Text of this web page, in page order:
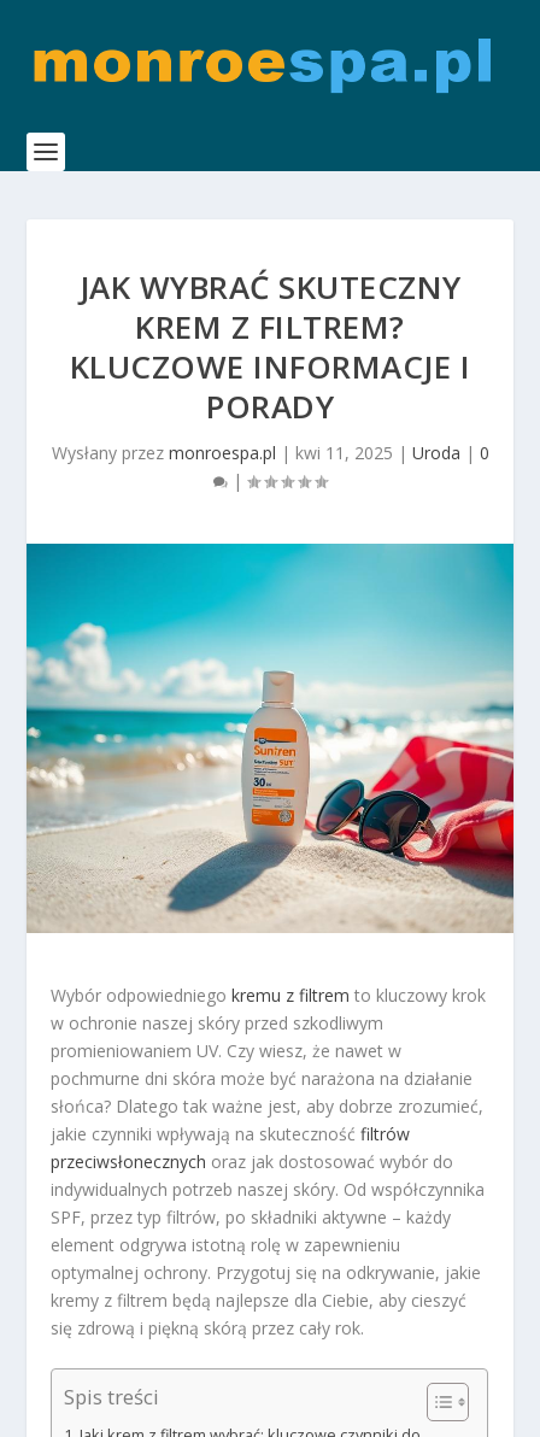
JAK WYBRAĆ SKUTECZNY
KREM Z FILTREM?
KLUCZOWE INFORMACJE I
PORADY
Wysłany przez monroespa.pl | kwi 11, 2025 | Uroda | 0
|
Wybór odpowiedniegokremu z filtrem to kluczowy krok
w ochronie naszej skóry przed szkodliwym
promieniowaniem UV. Czy wiesz, że nawet w
pochmurne dni skóra może być narażona na działanie
słońca? Dlatego tak ważne jest, aby dobrze zrozumieć,
jakie czynniki wpływają na skutecznośćfiltrów
przeciwsłonecznych oraz jak dostosować wybór do
indywidualnych potrzeb naszej skóry. Od współczynnika
SPF, przez typ filtrów, po składniki aktywne – każdy
element odgrywa istotną rolę w zapewnieniu
optymalnej ochrony. Przygotuj się na odkrywanie, jakie
kremy z filtrem będą najlepsze dla Ciebie, aby cieszyć
się zdrową i piękną skórą przez cały rok.
Spis treści